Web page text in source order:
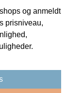
og anmeldt
prisniveau,